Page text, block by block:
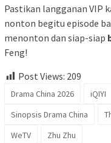
Pastikan langganan VIP
nonton begitu episode
menonton dan siap-siap
Feng!
Post Views: 209
Drama China 2026 iQIYI
Sinopsis Drama China
WeTV
Zhu Zhu